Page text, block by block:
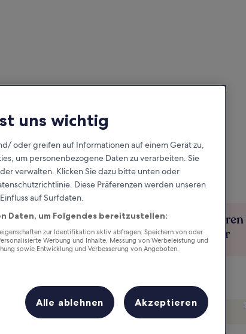
für jede
Übernachtung
Mehr
Mitglieder
Dieses Wochenende
7. Aug. - 9. Aug.
uns wichtig
oder greifen auf Informationen auf einem Gerät zu,
um personenbezogene Daten zu verarbeiten. Sie
verwalten. Klicken Sie dazu bitte unten oder
Diese Präferenzen werden unseren
auf Surfdaten.
Daten, um Folgendes bereitzustellen:
zur Identifikation aktiv abfragen. Speichern von oder
Werbung und Inhalte, Messung von Werbeleistung und
sowie Entwicklung und Verbesserung von Angeboten.
Alle ablehnen Akzeptieren